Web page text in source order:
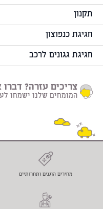
תקנון
חגיגת כנפוצון
חגיגת גגונים לרכב
צריכים עזרה? דברו
המומחים שלנו ישמחו
מחירים הוגנים ותחרותיים